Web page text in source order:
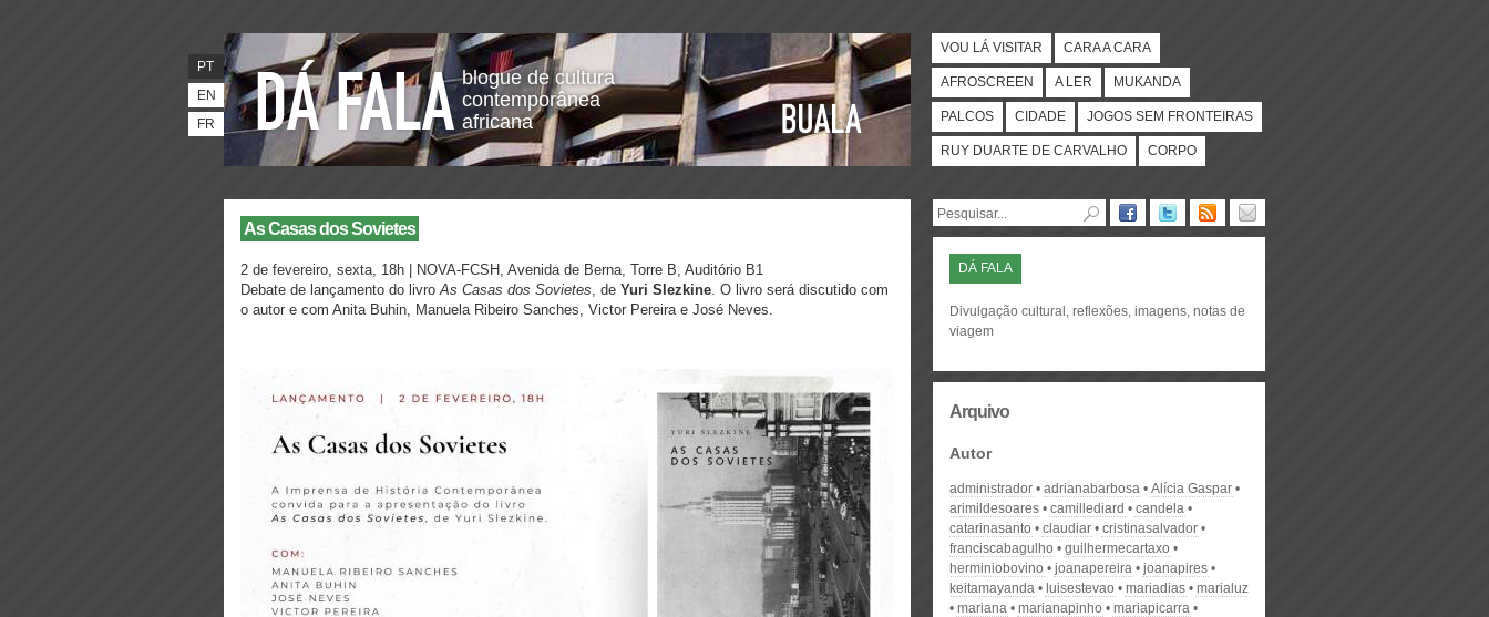
blogue de cultura
contemporânea
africana
PT
EN
FR
VOU LÁ VISITAR CARA A CARA
AFROSCREEN A LER MUKANDA
PALCOS CIDADE JOGOS SEM FRONTEIRAS
RUY DUARTE DE CARVALHO CORPO
As Casas dos Sovietes
2 de fevereiro, sexta, 18h | NOVA-FCSH, Avenida de Berna, Torre B, Auditório B1
Debate de lançamento do livroAs Casas dos Sovietes, de Yuri Slezkine. O livro será discutido com
o autor e com Anita Buhin, Manuela Ribeiro Sanches, Victor Pereira e José Neves.
DÁ FALA
Divulgação cultural, reflexões, imagens, notas de
viagem
Arquivo
Autor
administrador adrianabarbosa
Alícia Gaspar
arimildesoares
camillediard
candela
catarinasanto
claudiar
cristinasalvador
franciscabagulho
guilhermecartaxo
herminiobovino
joanapereira
joanapires
keitamayanda
luisestevao mariadias
marialuz
mariana
marianapinho
mariapicarra